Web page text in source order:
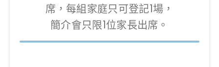
席，每組家庭只可登記1場，
簡介會只限1位家長出席。